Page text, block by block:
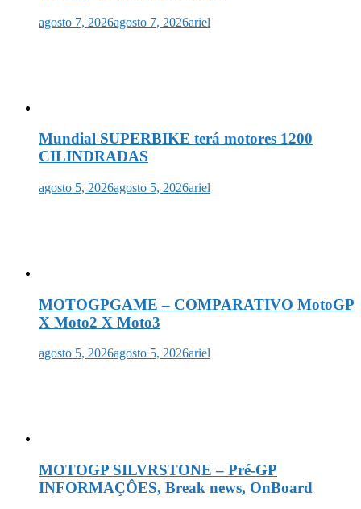
agosto 7, 2026agosto 7, 2026ariel
Mundial SUPERBIKE terá motores 1200
CILINDRADAS
agosto 5, 2026agosto 5, 2026ariel
MOTOGPGAME – COMPARATIVO MotoGP
X Moto2 X Moto3
agosto 5, 2026agosto 5, 2026ariel
MOTOGP SILVRSTONE – Pré-GP
INFORMAÇÔES, Break news, OnBoard